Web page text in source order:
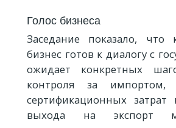
Голос бизнеса
Заседание показало, что
бизнес готов к диалогу с
ожидает конкретных
контроля за импортом,
сертификационных
выхода на экспорт